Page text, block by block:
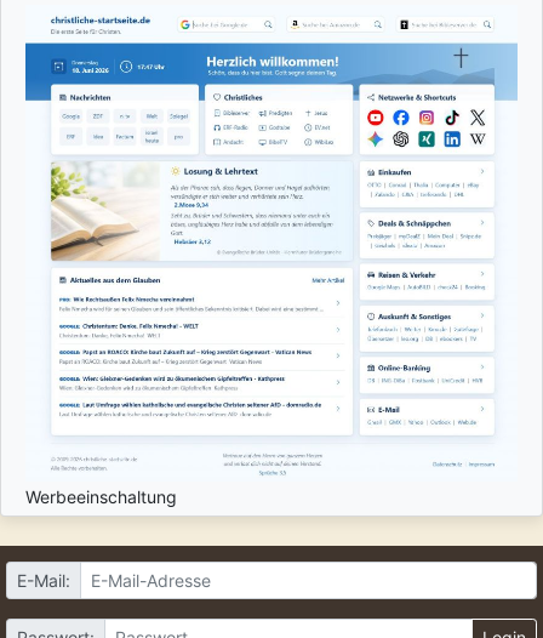
Werbeeinschaltung
E-Mail: